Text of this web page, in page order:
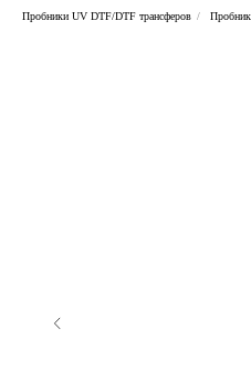
Пробники UV DTF/DTF трансферов /